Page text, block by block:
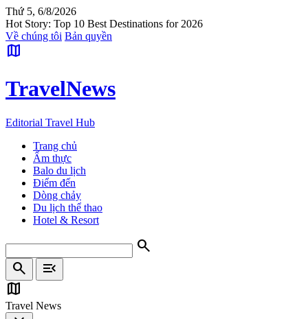
Thứ 5, 6/8/2026
Hot Story: Top 10 Best Destinations for 2026
Về chúng tôi Bản quyền
map
TravelNews
Editorial Travel Hub
Trang chủ
Ẩm thực
Balo du lịch
Điểm đến
Dòng chảy
Du lịch thể thao
Hotel & Resort
search
search
menu_open
map
Travel News